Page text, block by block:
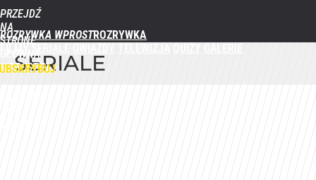
PRZEJDŹ
NA
STRONĘ
GŁÓWNĄ
WPROST.PL
ROZRYWKA WPROST
SERIALE